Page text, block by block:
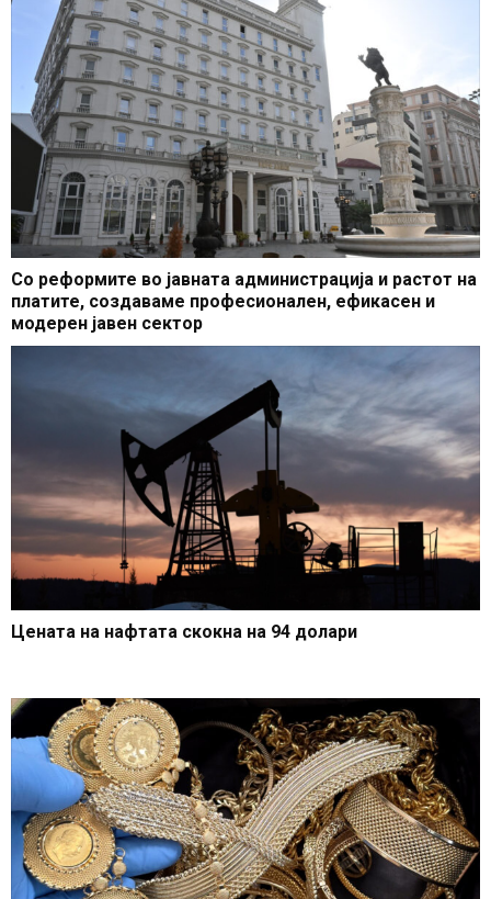
Со реформите во јавната администрација и растот на
платите, создаваме професионален, ефикасен и
модерен јавен сектор
Цената на нафтата скокна на 94 долари